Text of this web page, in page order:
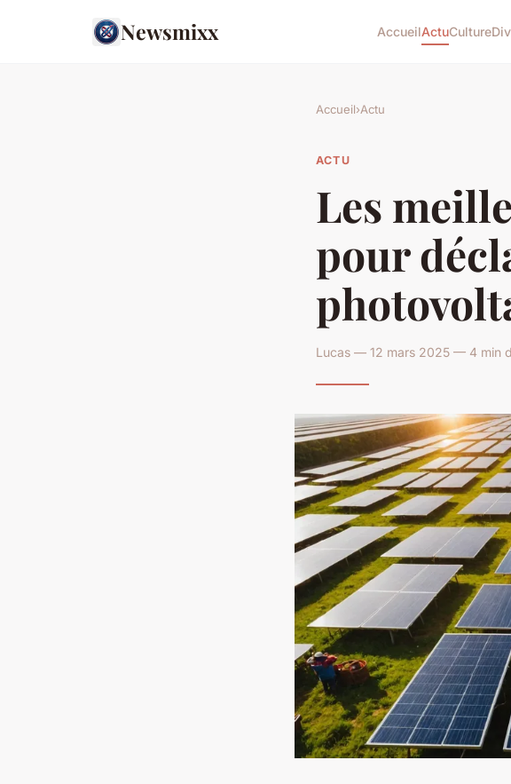
Newsmixx AccueilActuCulture
Accueil›Actu
ACTU
Les
pour
Lucas — 12 mars 2025 — 4 min